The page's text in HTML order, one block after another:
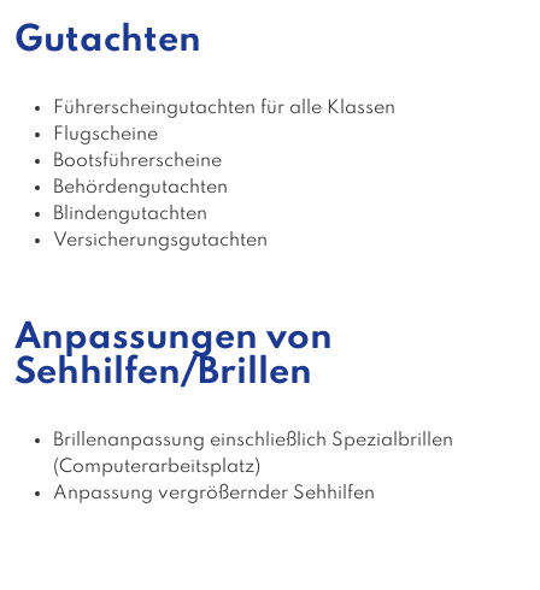
Gutachten
Führerscheingutachten für alle Klassen
Flugscheine
Bootsführerscheine
Behördengutachten
Blindengutachten
Versicherungsgutachten
Anpassungen von
Sehhilfen/Brillen
Brillenanpassung einschließlich Spezialbrillen
(Computerarbeitsplatz)
Anpassung vergrößernder Sehhilfen